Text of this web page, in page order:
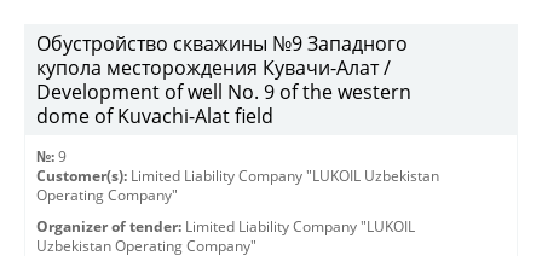
Обустройство скважины №9 Западного
купола месторождения Кувачи-Алат /
Development of well No. 9 of the western
dome of Kuvachi-Alat field
№: 9
Customer(s): Limited Liability Company "LUKOIL Uzbekistan
Operating Company"
Organizer of tender: Limited Liability Company "LUKOIL
Uzbekistan Operating Company"